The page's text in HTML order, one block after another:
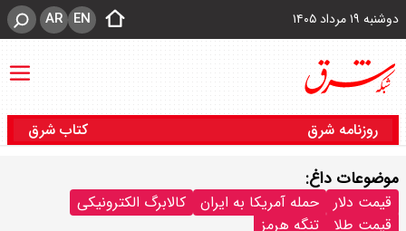
دوشنبه ۱۹ مرداد ۱۴۰۵ EN
AR
روزنامه شرق کتاب شرق
موضوعات داغ:
قیمت دلار حمله آمریکا به ایران
کالابرگ الکترونیکی
قیمت طلا
تنگه هرمز